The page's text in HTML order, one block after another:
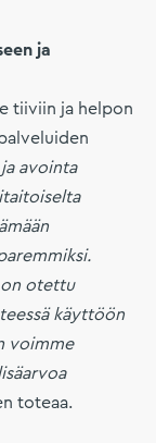
ja
tiiviin ja helpon
ja avointa
on otettu
käyttöön
voimme
toteaa.